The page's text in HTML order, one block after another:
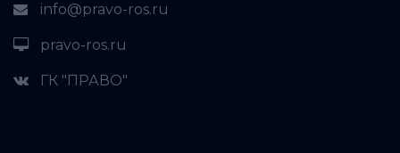
info@pravo-ros.ru
pravo-ros.ru
ГК "ПРАВО"